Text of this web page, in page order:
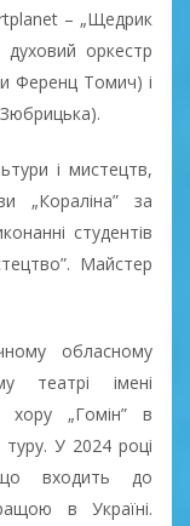
– „Щедрик
оркестр
Ференц Томич) і
і мистецтв,
„Кораліна” за
студентів
Майстер
обласному
театрі імені
хору „Гомін” в
туру. У 2024 році
що входить до
в Україні.